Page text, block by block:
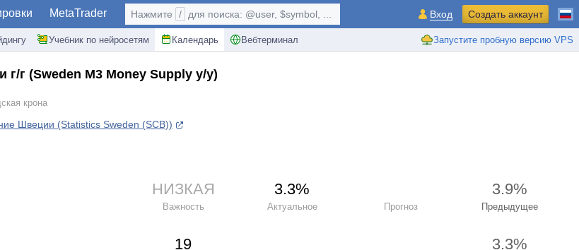
MetaTrader
Учебник по нейросетям Календарь Вебтерминал Запустите пробную версию VPS
Нажмите / для поиска: @user, $symbol, ... Вход Создать аккаунт
г/г (Sweden M3 Money Supply y/y)
крона
Швеции (Statistics Sweden (SCB))
НИЗКАЯ 3.3% 3.9%
Важность Актуальное Прогноз Предыдущее
19 3.3%